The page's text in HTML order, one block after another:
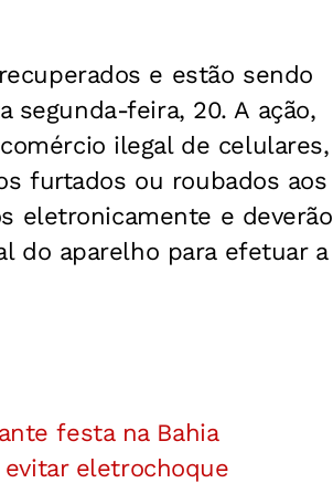
e estão sendo
segunda-feira, 20. A ação,
ilegal de celulares,
furtados ou roubados aos
eletronicamente e deverão
do aparelho para efetuar a
festa na Bahia
eletrochoque